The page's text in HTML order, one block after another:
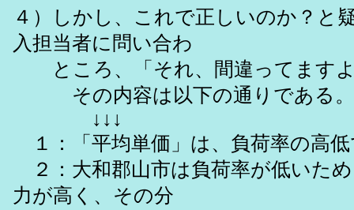
４）しかし、これで正しいのか？と
入担当者に問い合わ
ところ、「それ、間違ってますよ
その内容は以下の通りである。
↓↓↓
１：「平均単価」は、負荷率の高
２：大和郡山市は負荷率が低いた
力が高く、その分